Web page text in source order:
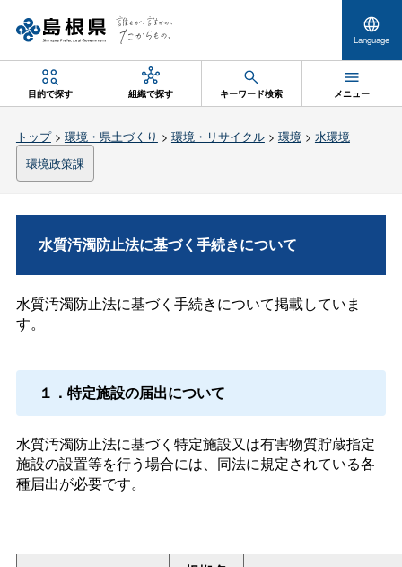
Language
目的で探す 組織で探す キーワード検索 メニュー
トップ> 環境・県土づくり > 環境・リサイクル> 環境> 水環境
環境政策課
水質汚濁防止法に基づく手続きについて
水質汚濁防止法に基づく手続きについて掲載していま
す。
１．特定施設の届出について
水質汚濁防止法に基づく特定施設又は有害物質貯蔵指定
施設の設置等を行う場合には、同法に規定されている各
種届出が必要です。